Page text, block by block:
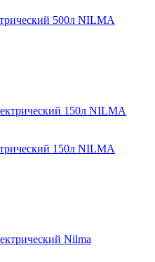
500л NILMA
150л NILMA